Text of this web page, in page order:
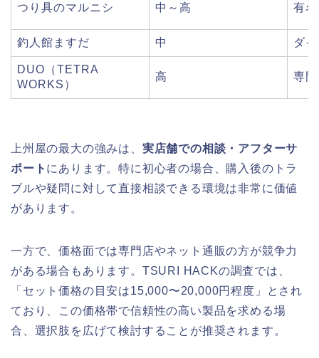
つり具のマルニシ 中～高 有
釣人館ますだ 中 ダ
DUO（TETRA
WORKS）
高 専
上州屋の最大の強みは、 実店舗での相談・アフターサ
ポート にあります。特に初心者の場合、購入後のトラ
ブルや疑問に対して直接相談できる環境は非常に価値
があります。
一方で、価格面では専門店やネット通販の方が競争力
がある場合もあります。TSURI HACKの調査では、
「セット価格の目安は15,000〜20,000円程度」とされ
ており、この価格帯で信頼性の高い製品を求める場
合、選択肢を広げて検討することが推奨されます。